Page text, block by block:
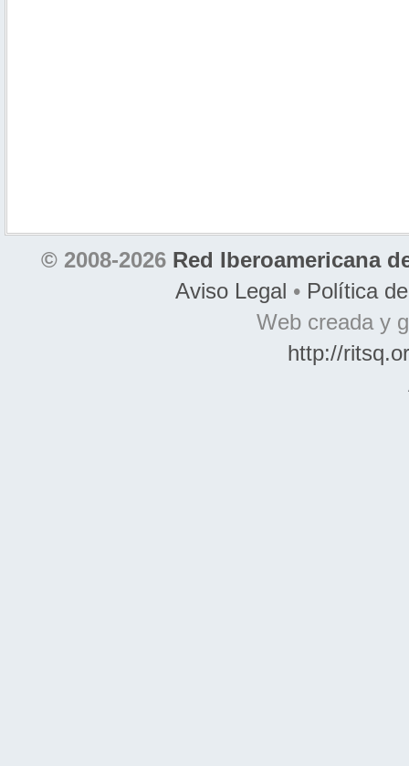
© 2008-2026 Red Iberoamericana
Aviso Legal • Política
Web creada y
http://